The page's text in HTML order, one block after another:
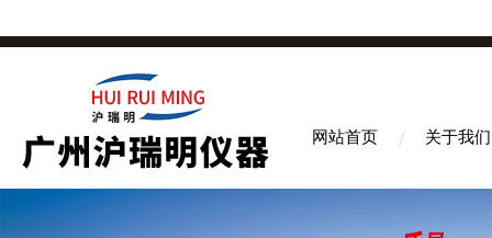
网站首页 关于我们